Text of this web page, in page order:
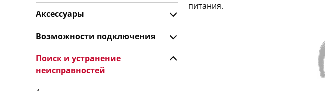
питания.
Аксессуары
Возможности подключения
Поиск и устранение
неисправностей